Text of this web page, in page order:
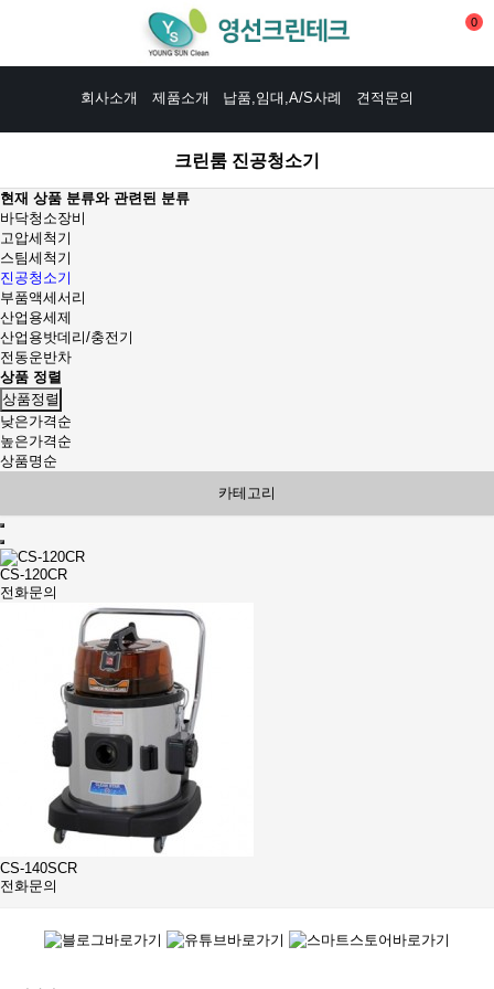
0
회사소개 제품소개 납품,임대,A/S사례 견적문의
크린룸 진공청소기
현재 상품 분류와 관련된 분류
바닥청소장비
고압세척기
스팀세척기
진공청소기
부품액세서리
산업용세제
산업용밧데리/충전기
전동운반차
상품 정렬
상품정렬
낮은가격순
높은가격순
상품명순
카테고리
CS-120CR
전화문의
CS-140SCR
전화문의